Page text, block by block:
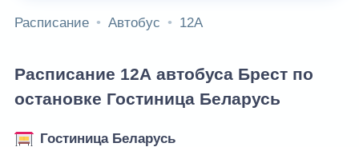
Расписание Автобус 12А
Расписание 12А автобуса Брест по
остановке Гостиница Беларусь
Гостиница Беларусь